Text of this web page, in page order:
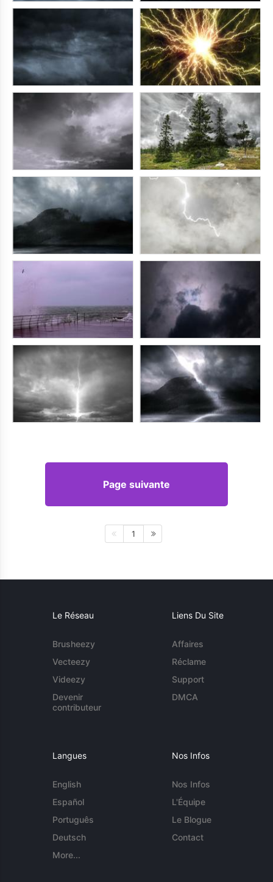
Page suivante
1
Le Réseau
Brusheezy
Vecteezy
Videezy
Devenir
contributeur
Liens Du Site
Affaires
Réclame
Support
DMCA
Langues
English
Español
Português
Deutsch
More...
Nos Infos
Nos Infos
L'Équipe
Le Blogue
Contact